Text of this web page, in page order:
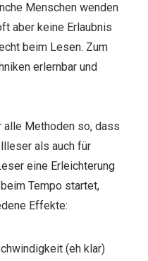
Menschen wenden
aber keine Erlaubnis
beim Lesen. Zum
erlernbar und
Methoden so, dass
als auch für
eine Erleichterung
Tempo startet,
Effekte:
(eh klar)